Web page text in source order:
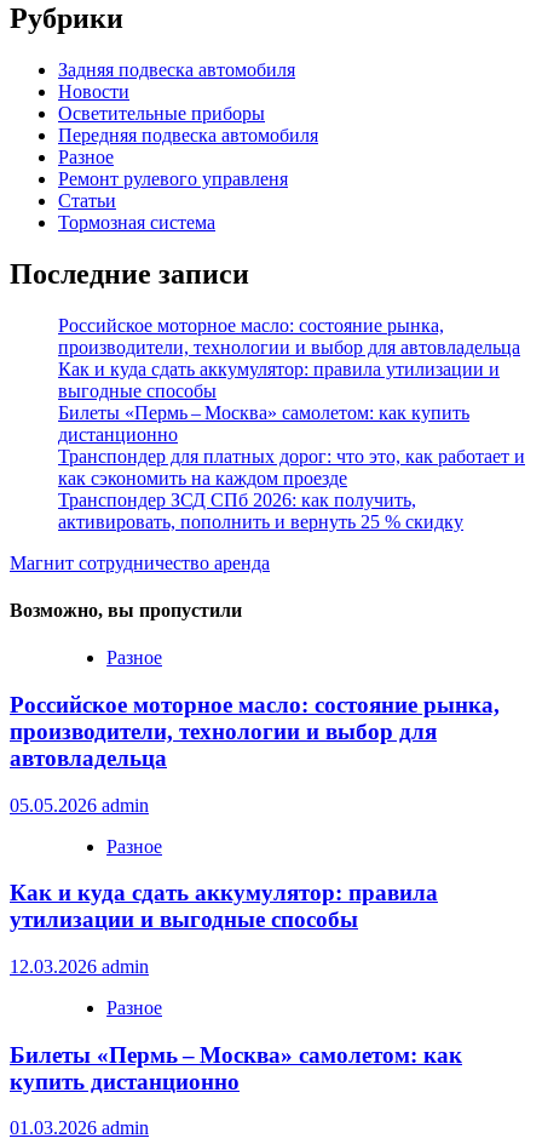
Рубрики
Задняя подвеска автомобиля
Новости
Осветительные приборы
Передняя подвеска автомобиля
Разное
Ремонт рулевого управленя
Статьи
Тормозная система
Последние записи
Российское моторное масло: состояние рынка,
производители, технологии и выбор для автовладельца
Как и куда сдать аккумулятор: правила утилизации и
выгодные способы
Билеты «Пермь – Москва» самолетом: как купить
дистанционно
Транспондер для платных дорог: что это, как работает и
как сэкономить на каждом проезде
Транспондер ЗСД СПб 2026: как получить,
активировать, пополнить и вернуть 25 % скидку
Магнит сотрудничество аренда
Возможно, вы пропустили
Разное
Российское моторное масло: состояние рынка,
производители, технологии и выбор для
автовладельца
05.05.2026 admin
Разное
Как и куда сдать аккумулятор: правила
утилизации и выгодные способы
12.03.2026 admin
Разное
Билеты «Пермь – Москва» самолетом: как
купить дистанционно
01.03.2026 admin